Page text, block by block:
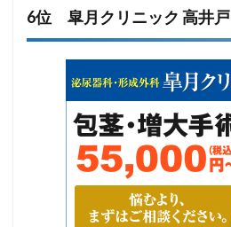
6位 皐月クリニック 高井戸